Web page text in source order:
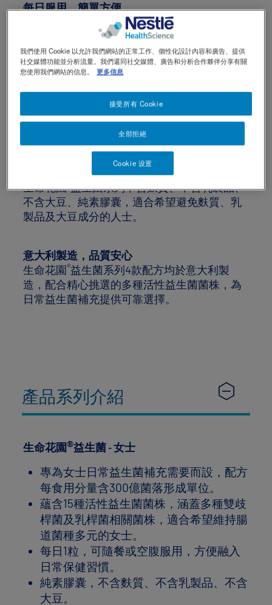
每日服用，簡單方便
女士、男士及強效配方每日1粒；情緒+配方每
日2粒。4款產品均可隨餐或空腹服用，方便配
合早餐、午餐、晚餐或個人日常保健習慣。
無需冷藏，方便日常保存
益生菌系列無需冷藏，只需存放於陰
涼乾燥處，適合放在家中、辦公室或外出時攜
帶，讓每日補充益生菌更簡單方便。
不含麩質、不含乳製品、不含大豆、純素
生命花園 益生菌系列不含麩質、不含乳製品、
不含大豆、純素膠囊，適合希望避免麩質、乳
製品及大豆成分的人士。
意大利製造，品質安心
生命花園®益生菌系列4款配方均於意大利製
造，配合精心挑選的多種活性益生菌菌株，為
日常益生菌補充提供可靠選擇。
產品系列介紹
生命花園®益生菌 - 女士
專為女士日常益生菌補充需要而設，配方
每食用分量含300億菌落形成單位。
蘊含15種活性益生菌菌株，涵蓋多種雙歧
桿菌及乳桿菌相關菌株，適合希望維持腸
道菌種多元的女士。
每日1粒，可隨餐或空腹服用，方便融入
日常保健習慣。
純素膠囊，不含麩質、不含乳製品、不含
大豆。
我們使用 Cookie 以允許我們網站的正常工作、個性化設計內容和廣告、提供
社交媒體功能並分析流量。我們還同社交媒體、廣告和分析合作夥伴分享有關
您使用我們網站的信息。
更多信息
全部拒絕
接受所有 Cookie
Cookie 设置